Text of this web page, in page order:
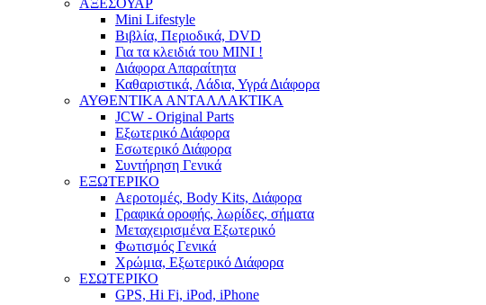
ΑΞΕΣΟΥΑΡ
Mini Lifestyle
Βιβλία, Περιοδικά, DVD
Για τα κλειδιά του MINI !
Διάφορα Απαραίτητα
Καθαριστικά, Λάδια, Υγρά Διάφορα
ΑΥΘΕΝΤΙΚΑ ΑΝΤΑΛΛΑΚΤΙΚΑ
JCW - Original Parts
Εξωτερικό Διάφορα
Εσωτερικό Διάφορα
Συντήρηση Γενικά
ΕΞΩΤΕΡΙΚΟ
Αεροτομές, Body Kits, Διάφορα
Γραφικά οροφής, λωρίδες, σήματα
Μεταχειρισμένα Εξωτερικό
Φωτισμός Γενικά
Χρώμια, Εξωτερικό Διάφορα
ΕΣΩΤΕΡΙΚΟ
GPS, Hi Fi, iPod, iPhone